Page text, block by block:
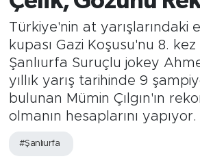
Türkiye'nin at yarışlarındaki
kupası Gazi Koşusu'nu 8.
Şanlıurfa Suruçlu jokey
yıllık yarış tarihinde 9
bulunan Mümin Çılgın'ın
olmanın hesaplarını yapıyor.
#Şanlıurfa
TEKNOLOJİ
OTOMOBİL
Son Dakika Haberleri
Haber Arşivi